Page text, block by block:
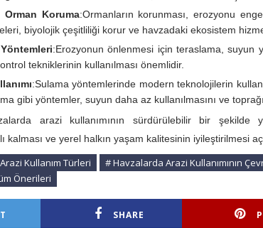
Orman Koruma:Ormanların korunması, erozyonu
biyolojik çeşitliliği korur ve havzadaki ekosistem
:Erozyonun önlenmesi için teraslama, suyun
tekniklerinin kullanılması önemlidir.
:Sulama yöntemlerinde modern teknolojilerin
gibi yöntemler, suyun daha az kullanılmasını ve
arazi kullanımının sürdürülebilir bir şekilde
kalması ve yerel halkın yaşam kalitesinin iyileştirilmesi
Kullanım Türleri # Havzalarda Arazi Kullanımının
Önerileri
SHARE